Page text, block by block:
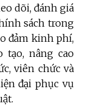
dõi, đánh giá
sách trong
đảm kinh phí,
tạo, nâng cao
viên chức và
đại phục vụ